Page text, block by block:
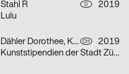
Stahl R D
2019
Lulu
Dähler Dorothee, Kaj Lehmann CH
2019
Kunststipendien der Stadt Zürich 2019